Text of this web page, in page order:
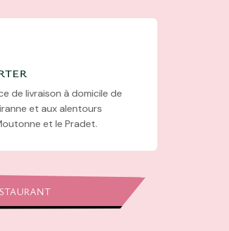
de livraison à domicile de
et aux alentours
et le Pradet.